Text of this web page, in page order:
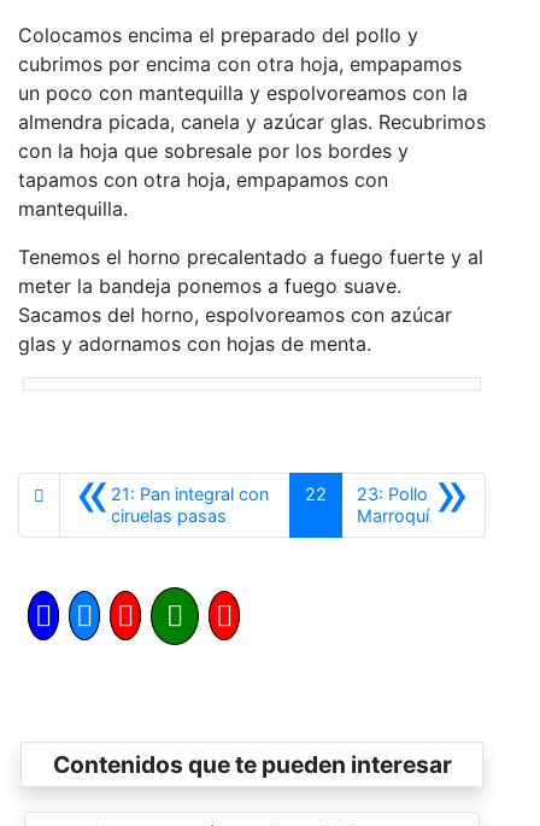
Colocamos encima el preparado del pollo y
cubrimos por encima con otra hoja, empapamos
un poco con mantequilla y espolvoreamos con la
almendra picada, canela y azúcar glas. Recubrimos
con la hoja que sobresale por los bordes y
tapamos con otra hoja, empapamos con
mantequilla.
Tenemos el horno precalentado a fuego fuerte y al
meter la bandeja ponemos a fuego suave.
Sacamos del horno, espolvoreamos con azúcar
glas y adornamos con hojas de menta.
«21: Pan integral con
ciruelas pasas
22 »
23: Pollo
MarroquíSiguiente
Contenidos que te pueden interesar